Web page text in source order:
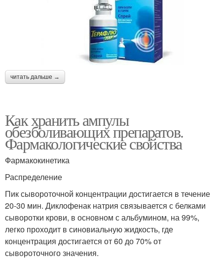
читать дальше →
Как хранить ампулы
обезболивающих препаратов.
Фармакологические свойства
Фармакокинетика
Распределение
Пик сывороточной концентрации достигается в течение
20-30 мин. Диклофенак натрия связывается с белками
сыворотки крови, в основном с альбумином, на 99%,
легко проходит в синовиальную жидкость, где
концентрация достигается от 60 до 70% от
сывороточного значения.